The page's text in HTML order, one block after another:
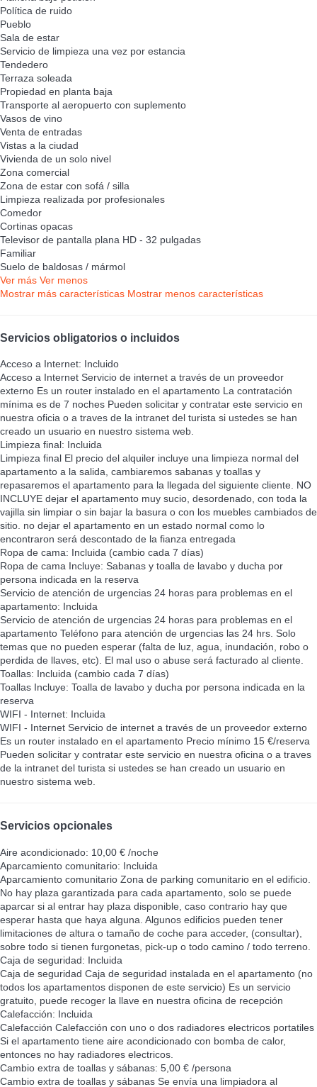
Política de ruido
Pueblo
Sala de estar
Servicio de limpieza una vez por estancia
Tendedero
Terraza soleada
Propiedad en planta baja
Transporte al aeropuerto con suplemento
Vasos de vino
Venta de entradas
Vistas a la ciudad
Vivienda de un solo nivel
Zona comercial
Zona de estar con sofá / silla
Limpieza realizada por profesionales
Comedor
Cortinas opacas
Televisor de pantalla plana HD - 32 pulgadas
Familiar
Suelo de baldosas / mármol
Ver más Ver menos
Mostrar más características Mostrar menos características
Servicios obligatorios o incluidos
Acceso a Internet: Incluido
Acceso a Internet Servicio de internet a través de un proveedor
externo Es un router instalado en el apartamento La contratación
mínima es de 7 noches Pueden solicitar y contratar este servicio en
nuestra oficia o a traves de la intranet del turista si ustedes se han
creado un usuario en nuestro sistema web.
Limpieza final: Incluida
Limpieza final El precio del alquiler incluye una limpieza normal del
apartamento a la salida, cambiaremos sabanas y toallas y
repasaremos el apartamento para la llegada del siguiente cliente. NO
INCLUYE dejar el apartamento muy sucio, desordenado, con toda la
vajilla sin limpiar o sin bajar la basura o con los muebles cambiados de
sitio. no dejar el apartamento en un estado normal como lo
encontraron será descontado de la fianza entregada
Ropa de cama: Incluida (cambio cada 7 días)
Ropa de cama Incluye: Sabanas y toalla de lavabo y ducha por
persona indicada en la reserva
Servicio de atención de urgencias 24 horas para problemas en el
apartamento: Incluida
Servicio de atención de urgencias 24 horas para problemas en el
apartamento Teléfono para atención de urgencias las 24 hrs. Solo
temas que no pueden esperar (falta de luz, agua, inundación, robo o
perdida de llaves, etc). El mal uso o abuse será facturado al cliente.
Toallas: Incluida (cambio cada 7 días)
Toallas Incluye: Toalla de lavabo y ducha por persona indicada en la
reserva
WIFI - Internet: Incluida
WIFI - Internet Servicio de internet a través de un proveedor externo
Es un router instalado en el apartamento Precio mínimo 15 €/reserva
Pueden solicitar y contratar este servicio en nuestra oficina o a traves
de la intranet del turista si ustedes se han creado un usuario en
nuestro sistema web.
Servicios opcionales
Aire acondicionado: 10,00 € /noche
Aparcamiento comunitario: Incluida
Aparcamiento comunitario Zona de parking comunitario en el edificio.
No hay plaza garantizada para cada apartamento, solo se puede
aparcar si al entrar hay plaza disponible, caso contrario hay que
esperar hasta que haya alguna. Algunos edificios pueden tener
limitaciones de altura o tamaño de coche para acceder, (consultar),
sobre todo si tienen furgonetas, pick-up o todo camino / todo terreno.
Caja de seguridad: Incluida
Caja de seguridad Caja de seguridad instalada en el apartamento (no
todos los apartamentos disponen de este servicio) Es un servicio
gratuito, puede recoger la llave en nuestra oficina de recepción
Calefacción: Incluida
Calefacción Calefacción con uno o dos radiadores electricos portatiles
Si el apartamento tiene aire acondicionado con bomba de calor,
entonces no hay radiadores electricos.
Cambio extra de toallas y sábanas: 5,00 € /persona
Cambio extra de toallas y sábanas Se envía una limpiadora al